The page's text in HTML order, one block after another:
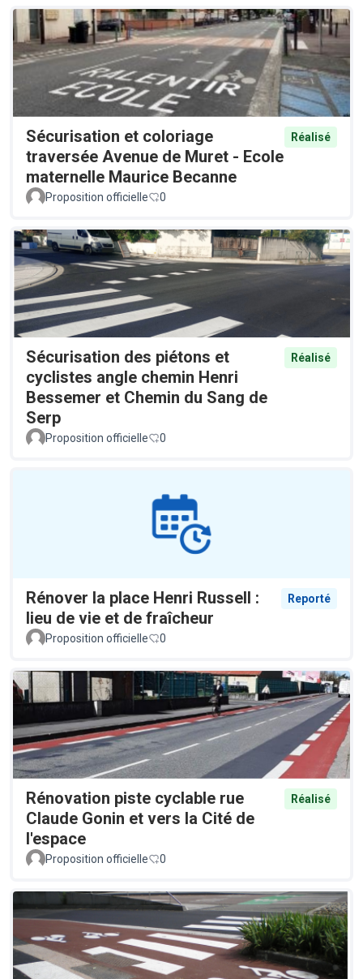
Sécurisation et coloriage
traversée Avenue de Muret - Ecole
maternelle Maurice Becanne
Réalisé
Proposition officielle 0
Sécurisation des piétons et
cyclistes angle chemin Henri
Bessemer et Chemin du Sang de
Serp
Réalisé
Proposition officielle 0
Rénover la place Henri Russell :
lieu de vie et de fraîcheur
Reporté
Proposition officielle 0
Rénovation piste cyclable rue
Claude Gonin et vers la Cité de
l'espace
Réalisé
Proposition officielle 0